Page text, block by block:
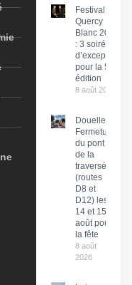
Festival du
Quercy
Blanc 2026
: 3 soirées
d’exception
pour la 58e
édition
8 août 2026
Douelle :
Fermeture
du pont et
de la
traversée
(routes
D8 et
D12) les
14 et 15
août pour
la fête
8 août
2026